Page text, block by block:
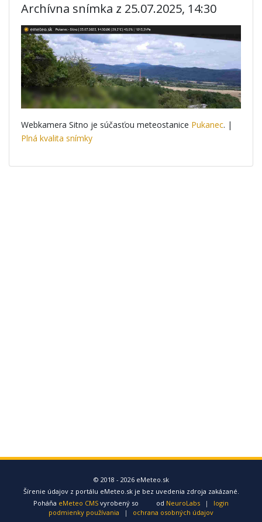
Archívna snímka z 25.07.2025, 14:30
Webkamera Sitno je súčasťou meteostanice Pukanec. |
Plná kvalita snímky
© 2018 - 2026 eMeteo.sk
Šírenie údajov z portálu eMeteo.sk je bez uvedenia zdroja zakázané.
Poháňa eMeteo CMS vyrobený so od NeuroLabs |
login
podmienky používania
| ochrana osobných údajov